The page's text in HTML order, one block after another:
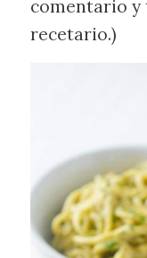
comentario
recetario.)